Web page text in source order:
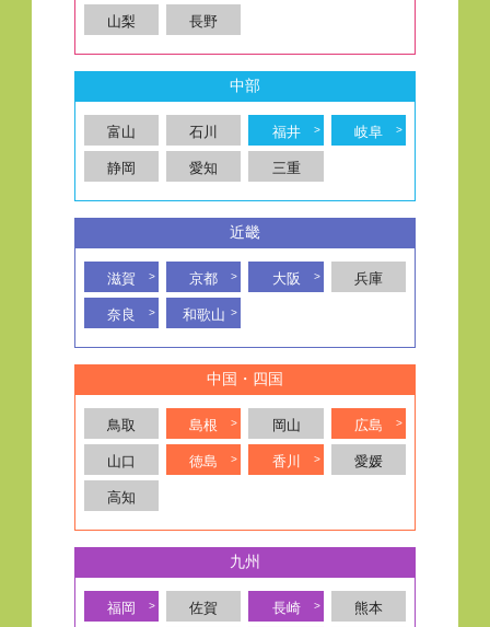
近畿
滋賀 京都 大阪 兵庫
奈良 和歌山
中国・四国
鳥取 島根 岡山 広島
山口 徳島 香川 愛媛
高知
九州
福岡 佐賀 長崎 熊本
山梨 長野
中部
富山 石川 福井 岐阜
静岡 愛知 三重